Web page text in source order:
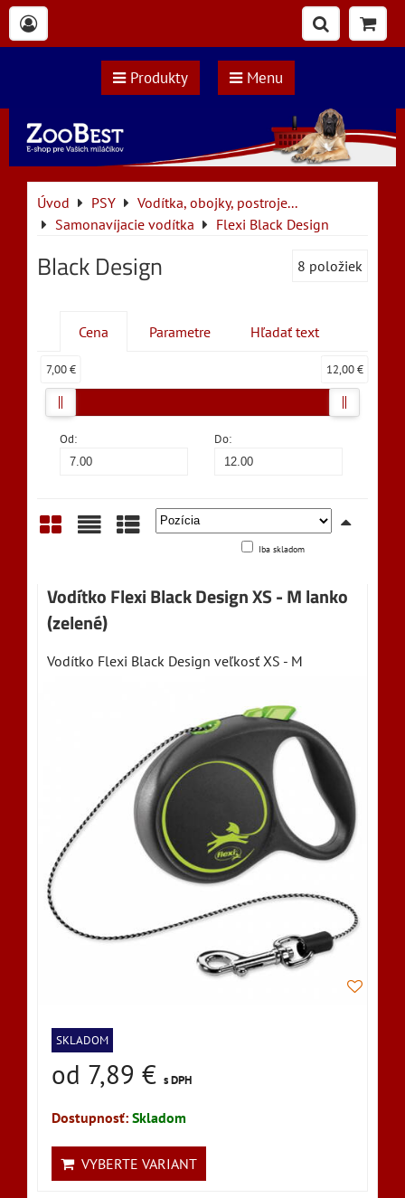
Produkty Menu
Úvod PSY
Vodítka, obojky, postroje...
Samonavíjacie vodítka
Flexi Black Design
Black Design 8 položiek
Cena Parametre Hľadať text
Od: Do:
7,00 € 12,00 €
Iba skladom
Vodítko Flexi Black Design XS - M lanko
(zelené)
Vodítko Flexi Black Design veľkosť XS - M
SKLADOM
od 7,89 € s DPH
Dostupnosť: Skladom
VYBERTE VARIANT